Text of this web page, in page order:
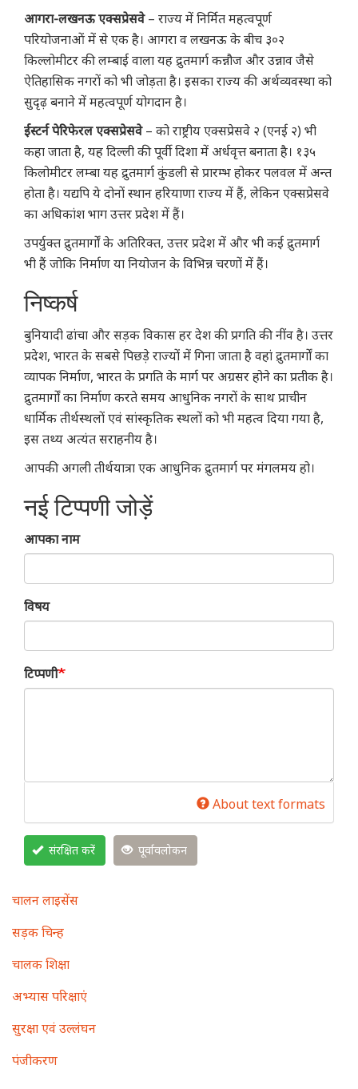
आगरा-लखनऊ एक्सप्रेसवे– राज्य में निर्मित महत्वपूर्ण
परियोजनाओं में से एक है। आगरा व लखनऊ के बीच ३०२
किल्लोमीटर की लम्बाई वाला यह द्रुतमार्ग कन्नौज और उन्नाव जैसे
ऐतिहासिक नगरों को भी जोड़ता है। इसका राज्य की अर्थव्यवस्था को
सुदृढ़ बनाने में महत्वपूर्ण योगदान है।
ईस्टर्न पेरिफेरल एक्सप्रेसवे– को राष्ट्रीय एक्सप्रेसवे २ (एनई २) भी
कहा जाता है, यह दिल्ली की पूर्वी दिशा में अर्धवृत्त बनाता है। १३५
किलोमीटर लम्बा यह द्रुतमार्ग कुंडली से प्रारम्भ होकर पलवल में अन्त
होता है। यद्यपि ये दोनों स्थान हरियाणा राज्य में हैं, लेकिन एक्सप्रेसवे
का अधिकांश भाग उत्तर प्रदेश में हैं।
उपर्युक्त द्रुतमार्गों के अतिरिक्त, उत्तर प्रदेश में और भी कई द्रुतमार्ग
भी हैं जोकि निर्माण या नियोजन के विभिन्न चरणों में हैं।
निष्कर्ष
बुनियादी ढांचा और सड़क विकास हर देश की प्रगति की नींव है। उत्तर
प्रदेश, भारत के सबसे पिछड़े राज्यों में गिना जाता है वहां द्रुतमार्गों का
व्यापक निर्माण, भारत के प्रगति के मार्ग पर अग्रसर होने का प्रतीक है।
द्रुतमार्गों का निर्माण करते समय आधुनिक नगरों के साथ प्राचीन
धार्मिक तीर्थस्थलों एवं सांस्कृतिक स्थलों को भी महत्व दिया गया है,
इस तथ्य अत्यंत सराहनीय है।
आपकी अगली तीर्थयात्रा एक आधुनिक द्रुतमार्ग पर मंगलमय हो।
नई टिप्पणी जोड़ें
आपका नाम
विषय
टिप्पणी
About text formats
संरक्षित करें पूर्वावलोकन
Main
navigation
चालन लाइसेंस
सड़क चिन्ह
चालक शिक्षा
अभ्यास परिक्षाएं
सुरक्षा एवं उल्लंघन
पंजीकरण